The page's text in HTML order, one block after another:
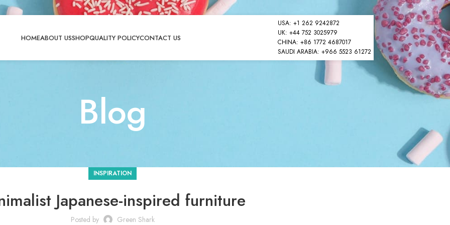
HOMEABOUT USSHOPQUALITY POLICYCONTACT US
USA: +1 262 9242872
UK: +44 752 3025979
CHINA: +86 1772 4687017
SAUDI ARABIA: +966 5523 61272
Blog
INSPIRATION
Japanese-inspired furniture
Posted by Green Shark